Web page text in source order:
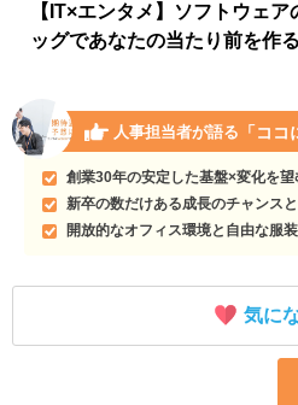
【IT×エンタメ】ソフトウェ
ッグであなたの当たり前を作
人事担当者が語る 「ココ
創業30年の安定した基盤×変化を
新卒の数だけある成長のチャンス
開放的なオフィス環境と自由な服
気に